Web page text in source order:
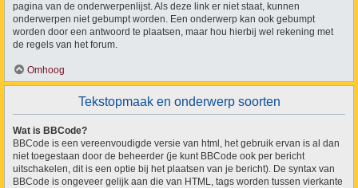
pagina van de onderwerpenlijst. Als deze link er niet staat, kunnen
onderwerpen niet gebumpt worden. Een onderwerp kan ook gebumpt
worden door een antwoord te plaatsen, maar hou hierbij wel rekening met
de regels van het forum.
Omhoog
Tekstopmaak en onderwerp soorten
Wat is BBCode?
BBCode is een vereenvoudigde versie van html, het gebruik ervan is al dan
niet toegestaan door de beheerder (je kunt BBCode ook per bericht
uitschakelen, dit is een optie bij het plaatsen van je bericht). De syntax van
BBCode is ongeveer gelijk aan die van HTML, tags worden tussen vierkante